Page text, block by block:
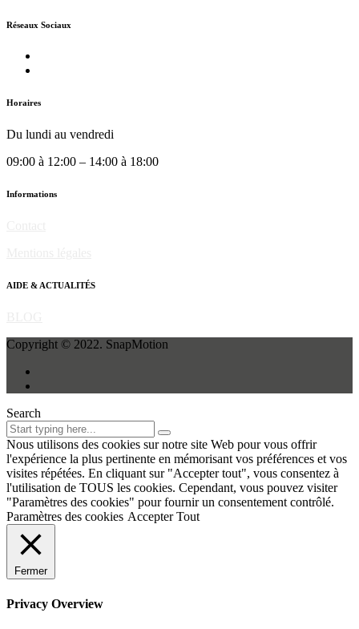
Réseaux Sociaux
Horaires
Du lundi au vendredi
09:00 à 12:00 – 14:00 à 18:00
Informations
AIDE & ACTUALITÉS
Copyright © 2022. SnapMotion
Search
Nous utilisons des cookies sur notre site Web pour vous offrir
l'expérience la plus pertinente en mémorisant vos préférences et vos
visites répétées. En cliquant sur "Accepter tout", vous consentez à
l'utilisation de TOUS les cookies. Cependant, vous pouvez visiter
"Paramètres des cookies" pour fournir un consentement contrôlé.
Paramètres des cookies Accepter Tout
Fermer
Privacy Overview